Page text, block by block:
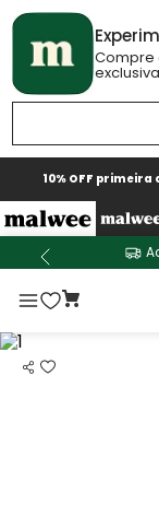
Compre
10% OFF primeira